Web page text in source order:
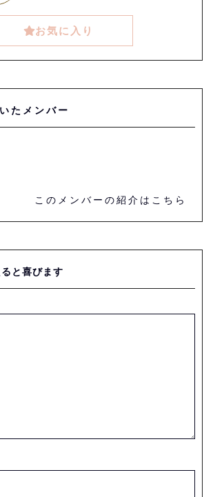
お気に入り
たメンバー
このメンバーの紹介はこちら
と喜びます